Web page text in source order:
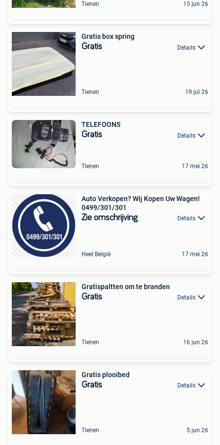
Tienen 15 jun 26
Gratis box spring
Gratis Details
Tienen 19 jul 26
TELEFOONS
Gratis Details
Tienen 17 mei 26
Auto Verkopen? Wij Kopen Uw Wagen!
0499/301/301
Zie omschrijving Details
Heel België 17 mei 26
Gratispaltten om te branden
Gratis Details
Tienen 16 jun 26
Gratis plooibed
Gratis Details
Tienen 5 jun 26